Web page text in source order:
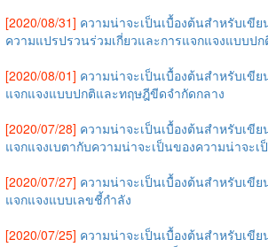
[2020/08/31] ความน่าจะเป็นเบื้องต้นสำหรับเขี
ความแปรปรวนร่วมเกี่ยวและการแจกแจงแบบป
[2020/08/01] ความน่าจะเป็นเบื้องต้นสำหรับเขี
แจกแจงแบบปกติและทฤษฎีขีดจำกัดกลาง
[2020/07/28] ความน่าจะเป็นเบื้องต้นสำหรับเขี
แจกแจงเบตากับความน่าจะเป็นของความน่าจะเ
[2020/07/27] ความน่าจะเป็นเบื้องต้นสำหรับเขี
แจกแจงแบบเลขชี้กำลัง
[2020/07/25] ความน่าจะเป็นเบื้องต้นสำหรับเขี